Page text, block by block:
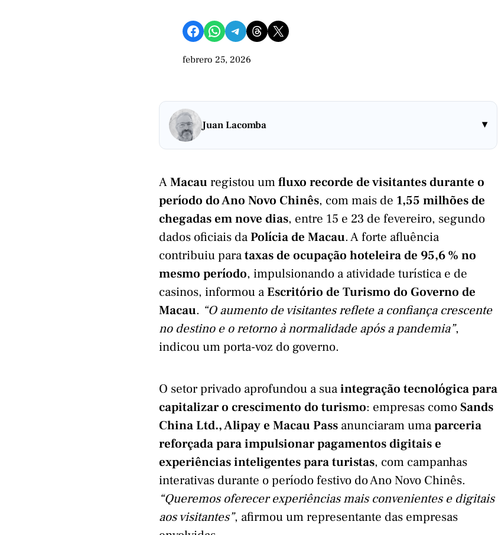
Compartir en Facebook Compartir en WhatsApp Compartir en Telegram Share on Threads Compartir en X
febrero 25, 2026
Juan Lacomba ▾
AMacauregistou umfluxo recorde de visitantes durante o
período do Ano Novo Chinês, com mais de 1,55 milhões de
chegadas em nove dias, entre 15 e 23 de fevereiro, segundo
dados oficiais daPolícia de Macau. A forte afluência
contribuiu parataxas de ocupação hoteleira de 95,6 % no
mesmo período, impulsionando a atividade turística e de
casinos, informou aEscritório de Turismo do Governo de
Macau. “O aumento de visitantes reflete a confiança crescente
no destino e o retorno à normalidade após a pandemia”,
indicou um porta-voz do governo.
O setor privado aprofundou a suaintegração tecnológica para
capitalizar o crescimento do turismo: empresas comoSands
China Ltd., Alipay e Macau Pass anunciaram umaparceria
reforçada para impulsionar pagamentos digitais e
experiências inteligentes para turistas, com campanhas
interativas durante o período festivo do Ano Novo Chinês.
“Queremos oferecer experiências mais convenientes e digitais
aos visitantes”, afirmou um representante das empresas